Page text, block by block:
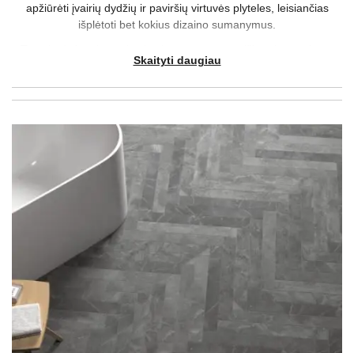
apžiūrėti įvairių dydžių ir paviršių virtuvės plyteles, leisiančias
išplėtoti bet kokius dizaino sumanymus.
rinktis margesnius raštus, kurie užmaskuos bet kokias nuosėdas.
tarpus – tai taip pat ženklus privalumas, ieškantiems kasdienybę
Siekiant užtikrinti, jog plytelės virtuvėje lengvai įsilietų į vyraujančią
aplinką, vertėtų jas derinti prie kitų objektų: tam įtakos turės
virtuvės dizainas, spalvos ir netgi įrenginiai. Labai svarbu įsitikinti,
virtuvės plytelės sienoms ir grindų plytelės virtuvei
grindų ir sienų dekoras, dera tarpusavyje, tačiau tai nereiškia, kad
turėtumėte vengti kontrastingų spalvų. Jei turite dvejonių dėl
galutinio sprendimo, kreipkitės į mus – atsakysime į rūpimus
klausimus ir padėsime nuspręsti, koks virtuvės plytelių dizainas
Jums tiktų labiausiai.
Plyteles virtuvei gera kaina įsigysite „Apdailos namai“ salone
Vilniuje. Asortimente yra keramikinės, akmens masės ir stiklo
plytelės, virtuvėje sukursiančios jaukią ir malonią atmosferą!
Skaityti daugiau